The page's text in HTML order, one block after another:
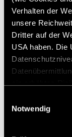
Verhalten der
unsere
Dritter auf der
USA haben. Die
zustehen.
Notwendig
Op de Place
cafés
gingen we
Cathédrale
bereikten.
kathedraal is
prachtige